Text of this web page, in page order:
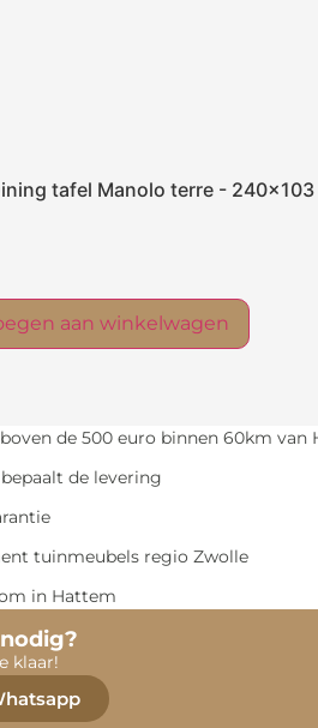
tafel Manolo terre - 240x103
aan winkelwagen
de 500 euro binnen 60km van
de levering
tuinmeubels regio Zwolle
in Hattem
klaar!